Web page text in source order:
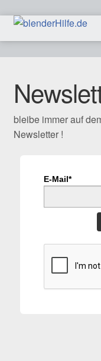
Zur
Zum
freie Tutorials
Blog & Infos
Coaching & Aufträge
bleibe immer auf
Newsletter !
E-Mail*